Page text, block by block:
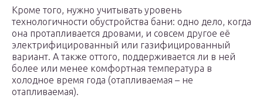
Кроме того, нужно учитывать уровень
технологичности обустройства бани: одно дело, когда
она протапливается дровами, и совсем другое её
электрифицированный или газифицированный
вариант. А также оттого, поддерживается ли в ней
более или менее комфортная температура в
холодное время года (отапливаемая – не
отапливаемая).